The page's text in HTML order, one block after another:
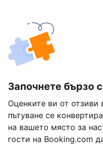
Започнете бързо
Оценките ви от отзиви
пътуване се
на вашето място за
гости на Booking.com